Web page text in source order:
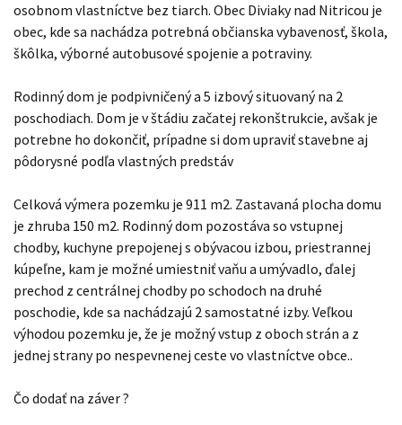
osobnom vlastníctve bez tiarch. Obec Diviaky nad Nitricou je
obec, kde sa nachádza potrebná občianska vybavenosť, škola,
škôlka, výborné autobusové spojenie a potraviny.
Rodinný dom je podpivničený a 5 izbový situovaný na 2
poschodiach. Dom je v štádiu začatej rekonštrukcie, avšak je
potrebne ho dokončiť, prípadne si dom upraviť stavebne aj
pôdorysné podľa vlastných predstáv
Celková výmera pozemku je 911 m2. Zastavaná plocha domu
je zhruba 150 m2. Rodinný dom pozostáva so vstupnej
chodby, kuchyne prepojenej s obývacou izbou, priestrannej
kúpeľne, kam je možné umiestniť vaňu a umývadlo, ďalej
prechod z centrálnej chodby po schodoch na druhé
poschodie, kde sa nachádzajú 2 samostatné izby. Veľkou
výhodou pozemku je, že je možný vstup z oboch strán a z
jednej strany po nespevnenej ceste vo vlastníctve obce..
Čo dodať na záver ?